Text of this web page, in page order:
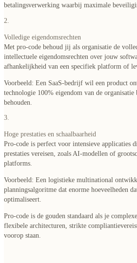
betalingsverwerking waarbij maximale
2.
Volledige eigendomsrechten
Met pro-code behoud jij als organisatie de
intellectuele eigendomsrechten over jouw
afhankelijkheid van een specifiek platform of
Voorbeeld: Een SaaS-bedrijf wil een product
technologie 100% eigendom van de
behouden.
3.
Hoge prestaties en schaalbaarheid
Pro-code is perfect voor intensieve applicaties
prestaties vereisen, zoals AI-modellen of
platforms.
Voorbeeld: Een logistieke multinational
planningsalgoritme dat enorme hoeveelheden
optimaliseert.
Pro-code is de gouden standaard als je
flexibele architecturen, strikte
voorop staan.